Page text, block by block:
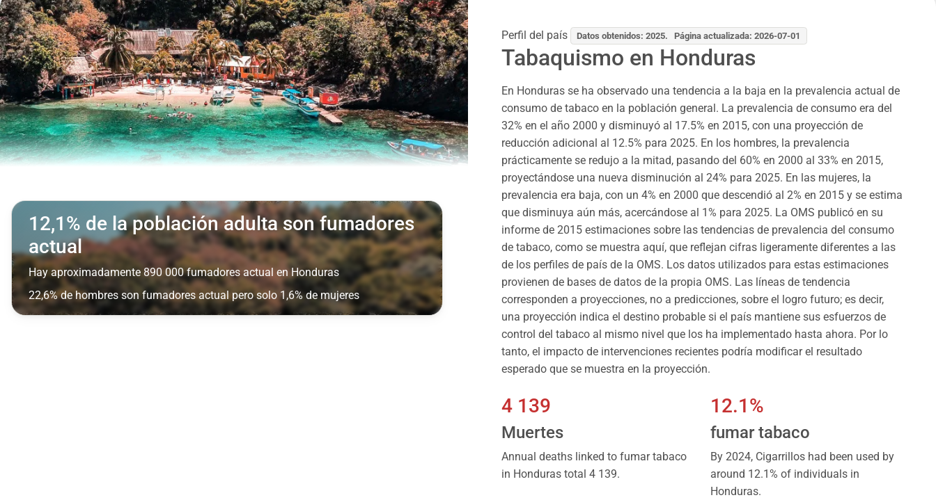
12,1% de la población adulta son fumadores
actual
Hay aproximadamente 890 000 fumadores actual en Honduras
22,6% de hombres son fumadores actual pero solo 1,6% de mujeres
Perfil del país Datos obtenidos: 2025. Página actualizada: 2026-07-01
Tabaquismo en Honduras
En Honduras se ha observado una tendencia a la baja en la prevalencia actual de
consumo de tabaco en la población general. La prevalencia de consumo era del
32% en el año 2000 y disminuyó al 17.5% en 2015, con una proyección de
reducción adicional al 12.5% para 2025. En los hombres, la prevalencia
prácticamente se redujo a la mitad, pasando del 60% en 2000 al 33% en 2015,
proyectándose una nueva disminución al 24% para 2025. En las mujeres, la
prevalencia era baja, con un 4% en 2000 que descendió al 2% en 2015 y se estima
que disminuya aún más, acercándose al 1% para 2025. La OMS publicó en su
informe de 2015 estimaciones sobre las tendencias de prevalencia del consumo
de tabaco, como se muestra aquí, que reflejan cifras ligeramente diferentes a las
de los perfiles de país de la OMS. Los datos utilizados para estas estimaciones
provienen de bases de datos de la propia OMS. Las líneas de tendencia
corresponden a proyecciones, no a predicciones, sobre el logro futuro; es decir,
una proyección indica el destino probable si el país mantiene sus esfuerzos de
control del tabaco al mismo nivel que los ha implementado hasta ahora. Por lo
tanto, el impacto de intervenciones recientes podría modificar el resultado
esperado que se muestra en la proyección.
4 139
Muertes
Annual deaths linked to fumar tabaco
in Honduras total 4 139.
12.1%
fumar tabaco
By 2024, Cigarrillos had been used by
around 12.1% of individuals in
Honduras.